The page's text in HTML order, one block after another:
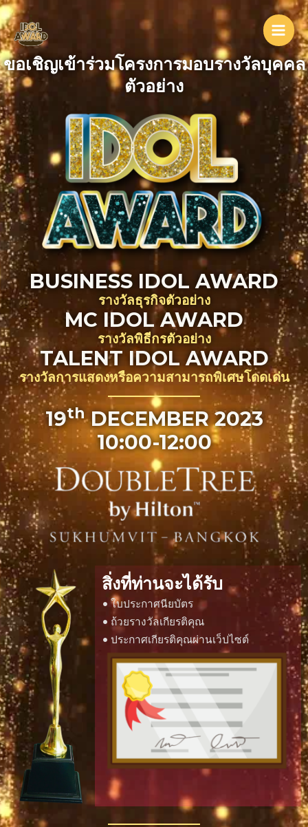
Skip
to
content
Main
ขอเชิญเข้าร่วมโครงการมอบรางวัลบุคคล
ตัวอย่าง
BUSINESS IDOL AWARD
รางวัลธุรกิจตัวอย่าง
MC IDOL AWARD
รางวัลพิธีกรตัวอย่าง
TALENT IDOL AWARD
รางวัลการแสดงหรือความสามารถพิเศษโดดเด่น
19thDECEMBER 2023
10:00-12:00
สิ่งที่ท่านจะได้รับ
• ใบประกาศนียบัตร
• ถ้วยรางวัลเกียรติคุณ
• ประกาศเกียรติคุณผ่านเว็ปไซต์